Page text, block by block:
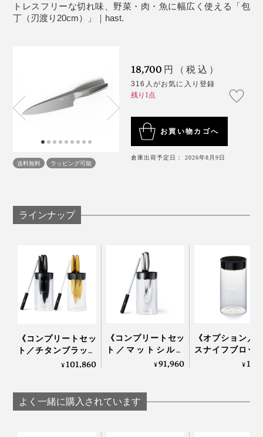
ュなブラック、クリーンな印象のシルバー、揃えたくな
る3色のカラーリングも魅力的です。
写真上から「 シェフズナイフ／チタンゴールド」、「
ラック
」、「 ユーティリティナイフ／マットシルバー
チタンゴールド」
飾るように収納できるナイフスタンド「 ガラスブロック
（別売）」に、4種をコンプリートしてキッチンの景色
も楽しんでください。
『hast.』は、何の抵抗もなくスムーズに切れるから、こ
ッシュッシュッとナイフの刃を滑らせるだけで、瞬く間
に切れ味が戻るという手軽さ。
写真は「シェフズナイフ／チタンブラック」と「
これまでは重い研ぎ石を水に浸けて、時間をかけて包丁
を研ぎ、その後始末も面倒だったので、メンテナンスの
トレスフリーな切れ味、野菜・肉・魚に幅広く使える「包
丁（刃渡り20cm）」｜hast.
送料無料 ラッピング可能
18,700 円（税込）
316人がお気に入り登録
残り1点
お買い物カゴへ
倉庫出荷予定日： 2026年8月9日
ラインナップ
《コンプリートセッ
ト／チタンブラック
＆ゴールド》0.3mm
イフ4種＋専用シャ
ープナー＋ガラスス
¥101,860
《コンプリートセッ
ト／マットシルバ
ー》0.3mmの極薄刃
＋専用シャープナー
＋ナイフスタンド」
¥91,960
《オプション／
スナイフブロッ
包丁を7本まで
¥
よく一緒に購入されています